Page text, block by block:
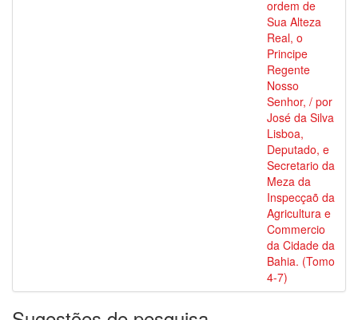
ordem de
Sua Alteza
Real, o
Principe
Regente
Nosso
Senhor, / por
José da Silva
Lisboa,
Deputado, e
Secretario da
Meza da
Inspecçaõ da
Agricultura e
Commercio
da Cidade da
Bahia. (Tomo
4-7)